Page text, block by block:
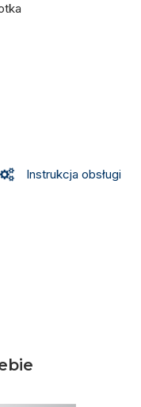
Instrukcja obsługi